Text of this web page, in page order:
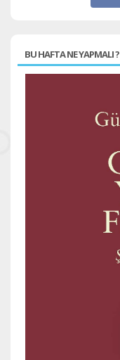
BU HAFTA NE YAPMALI ?